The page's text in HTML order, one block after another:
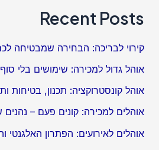
Recent Posts
קירוי לבריכה: הבחירה שמבטיחה
אוהל גדול למכירה: שימושים בלי סוף
אוהל קונסטרוקציה: תכנון, בטיחות
אוהלים למכירה: קונים פעם – נהנים
אוהלים לאירועים: הפתרון האלגנטי